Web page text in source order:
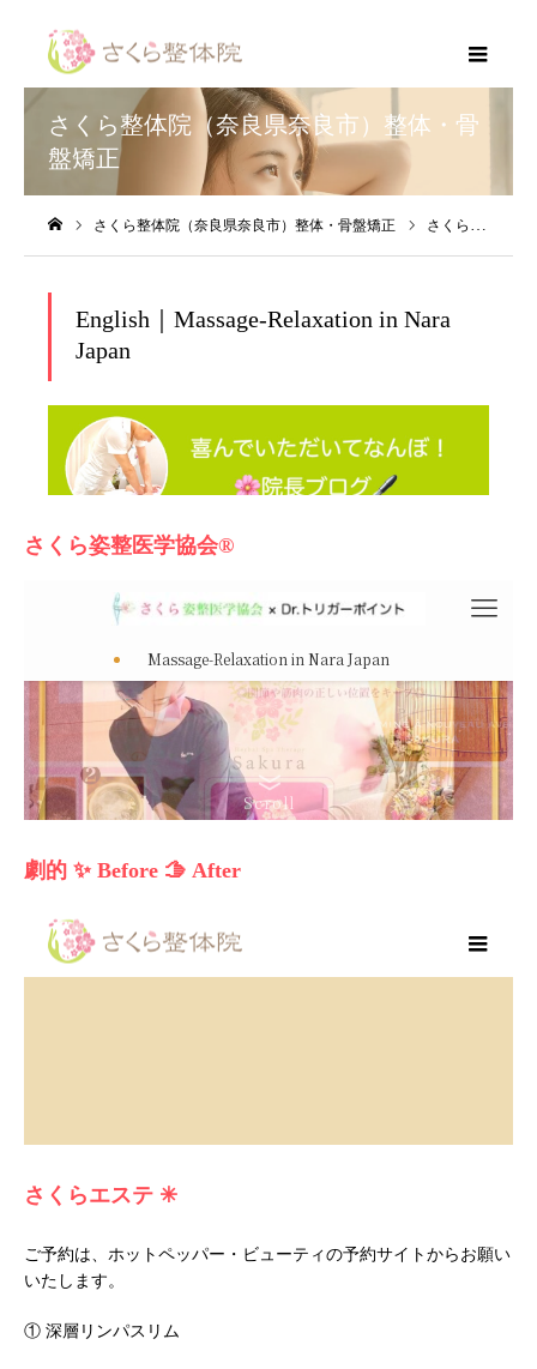
さくら姿整医学協会®︎
劇的 ✨ Before 🫱 After
さくらエステ ✳︎
ご予約は、ホットペッパー・ビューティの予約サイトからお願い
いたします。
① 深層リンパスリム